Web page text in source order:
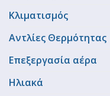
Κλιματισμός
Αντλίες Θερμότητας
Επεξεργασία αέρα
Ηλιακά